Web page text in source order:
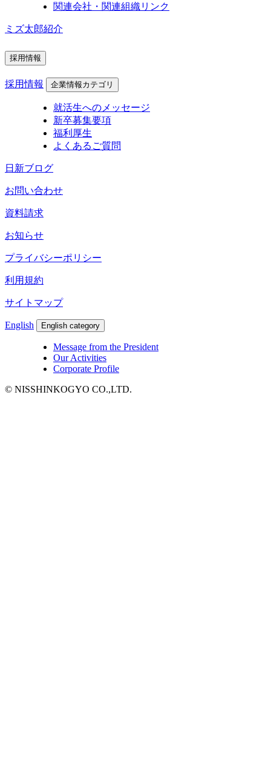
関連会社・関連組織リンク
ミズ太郎紹介
採用情報
採用情報 企業情報カテゴリ
就活生へのメッセージ
新卒募集要項
福利厚生
よくあるご質問
日新ブログ
お問い合わせ
資料請求
お知らせ
プライバシーポリシー
利用規約
サイトマップ
English English category
Message from the President
Our Activities
Corporate Profile
© NISSHINKOGYO CO.,LTD.